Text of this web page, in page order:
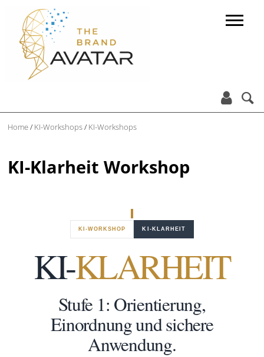
 
Home/ KI-Workshops/ KI-Workshops
KI-Klarheit Workshop
KI-WORKSHOP KI-KLARHEIT
KI-KLARHEIT
Stufe 1: Orientierung,
Einordnung und sichere
Anwendung.